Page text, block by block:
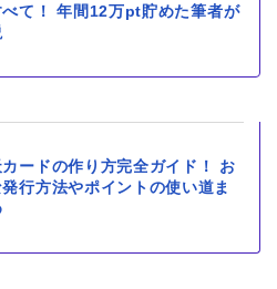
べて！ 年間12万pt貯めた筆者が
ードの作り方完全ガイド！ お
行方法やポイントの使い道ま